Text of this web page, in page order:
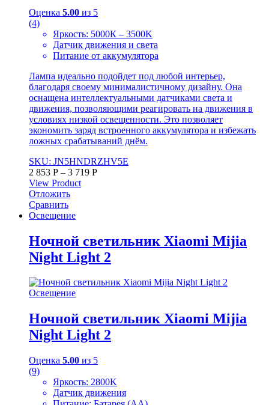
Оценка 5.00 из 5
(4)
Яркость: 5000К – 3500K
Датчик движения и света
Питание от аккумулятора
Лампа идеально подойдет под любой интерьер,
благодаря своему минималистичному дизайну. Она
оснащена интеллектуальными датчиками света и
движения, позволяющими реагировать на движения в
условиях низкой освещенности. Это позволяет
экономить заряд встроенного аккумулятора и избежать
ложных срабатываний днём.
SKU: JN5HNDRZHV5E
2 853 Р – 3 719 Р
View Product
Отложить
Сравнить
Освещение
Ночной светильник Xiaomi Mijia
Night Light 2
Освещение
Ночной светильник Xiaomi Mijia
Night Light 2
Оценка 5.00 из 5
(9)
Яркость: 2800K
Датчик движения